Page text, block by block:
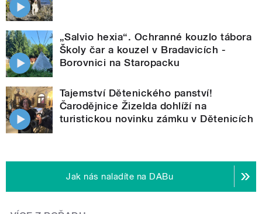
„Salvio hexia“. Ochranné kouzlo tábora
Školy čar a kouzel v Bradavicích -
Borovnici na Staropacku
Tajemství Dětenického panství!
Čarodějnice Žizelda dohlíží na
turistickou novinku zámku v Dětenicích
Jak nás naladíte na DABu